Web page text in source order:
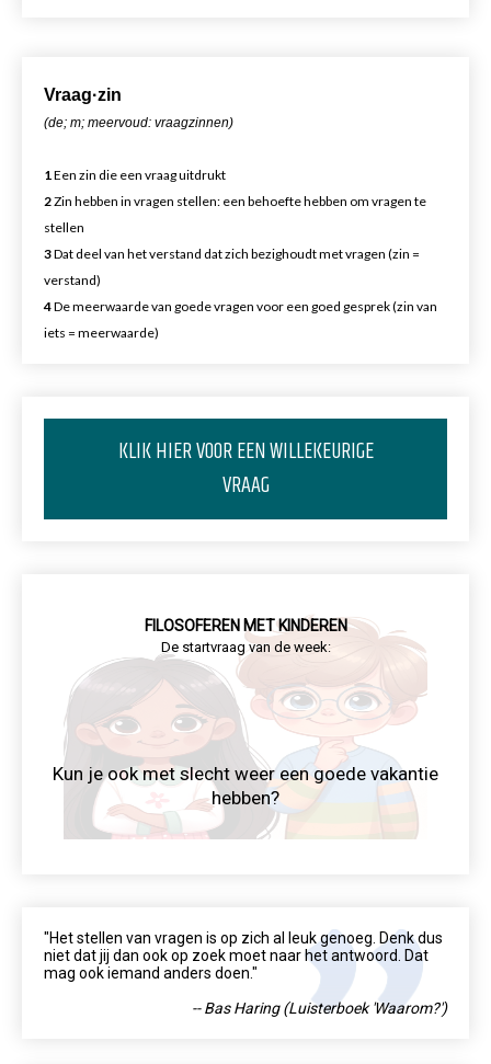
Vraag·zin
(de; m; meervoud: vraagzinnen)
1Een zin die een vraag uitdrukt
2Zin hebben in vragen stellen: een behoefte hebben om vragen te
stellen
3Dat deel van het verstand dat zich bezighoudt met vragen (zin =
verstand)
4De meerwaarde van goede vragen voor een goed gesprek (zin van
iets = meerwaarde)
KLIK HIER VOOR EEN WILLEKEURIGE
VRAAG
FILOSOFEREN MET KINDEREN
De startvraag van de week:
Kun je ook met slecht weer een goede vakantie
hebben?
"Het stellen van vragen is op zich al leuk genoeg. Denk dus
niet dat jij dan ook op zoek moet naar het antwoord. Dat
mag ook iemand anders doen."
-- Bas Haring (Luisterboek 'Waarom?')